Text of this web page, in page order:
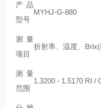
产品
型号
MYHJ-G-880
测量
项目
折射率、温度、
测量
范围
1.3200 - 1.5170 RI /